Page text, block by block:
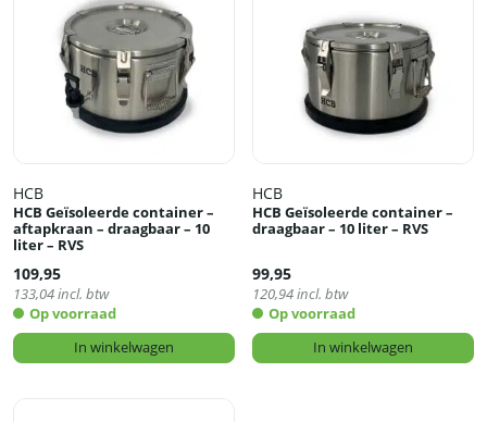
HCB
HCB Geïsoleerde container –
aftapkraan – draagbaar – 10
liter – RVS
109,95
133,04incl. btw
Op voorraad
In winkelwagen
HCB
HCB Geïsoleerde container –
draagbaar – 10 liter – RVS
99,95
120,94incl. btw
Op voorraad
In winkelwagen